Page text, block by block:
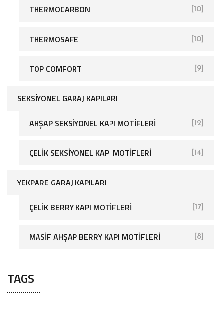
THERMOCARBON [10]
THERMOSAFE [10]
TOP COMFORT [9]
SEKSIYONEL GARAJ KAPILARI
[26]
AHŞAP SEKSIYONEL KAPI MOTIFLERI [12]
ÇELIK SEKSIYONEL KAPI MOTIFLERI [14]
YEKPARE GARAJ KAPILARI
[25]
ÇELIK BERRY KAPI MOTIFLERI [17]
MASIF AHŞAP BERRY KAPI MOTIFLERI [8]
TAGS